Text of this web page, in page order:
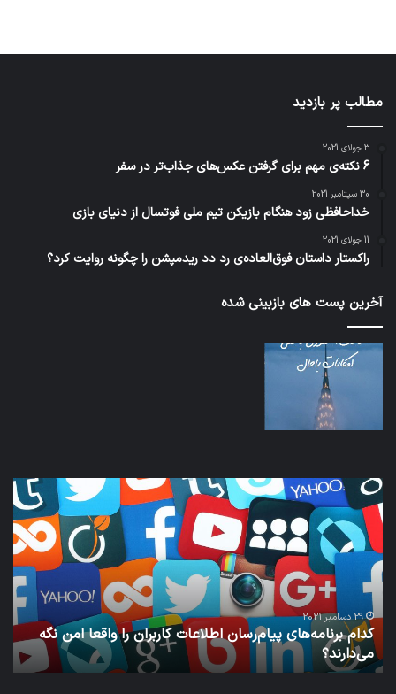
مطالب پر بازدید
3 جولای 2021
6 نکته‌ی مهم برای گرفتن عکس‌های جذاب‌تر در سفر
30 سپتامبر 2021
خداحافظی زود هنگام بازیکن تیم ملی فوتسال از دنیای بازی
11 جولای 2021
راکستار داستان فوق‌العاده‌ی رد دد ریدمپشن را چگونه روایت کرد؟
آخرین پست های بازبینی شده
کدام
برنامه‌های
پیام‌رسان
اطلاعات
کاربران
را
واقعا
امن
نگه
می‌دارند؟
29 دسامبر 2021
کدام برنامه‌های پیام‌رسان اطلاعات کاربران را واقعا امن نگه
می‌دارند؟
اپل